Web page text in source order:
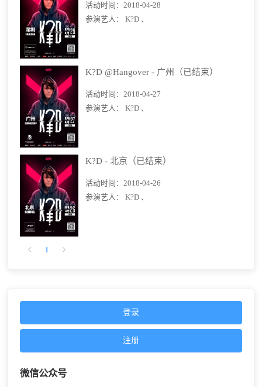
活动时间：2018-04-28
参演艺人：K?D 、
K?D @Hangover - 广州（已结束）
活动时间：2018-04-27
参演艺人：K?D 、
K?D - 北京（已结束）
活动时间：2018-04-26
参演艺人：K?D 、
1
登录
注册
微信公众号